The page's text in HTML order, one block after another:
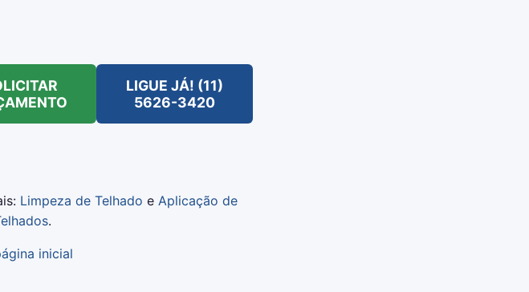
LIGUE JÁ! (11)
5626-3420
Limpeza de Telhado e Aplicação de
.
inicial